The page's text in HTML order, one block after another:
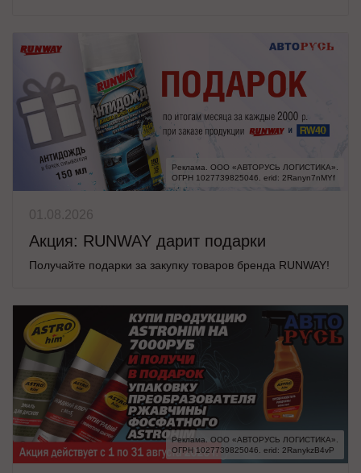
Реклама. ООО «АВТОРУСЬ ЛОГИСТИКА».
ОГРН 1027739825046. erid: 2Ranyn7nMYf
01.08.2026
Акция: RUNWAY дарит подарки
Получайте подарки за закупку товаров бренда RUNWAY!
Реклама. ООО «АВТОРУСЬ ЛОГИСТИКА».
ОГРН 1027739825046. erid: 2RanykzB4vP